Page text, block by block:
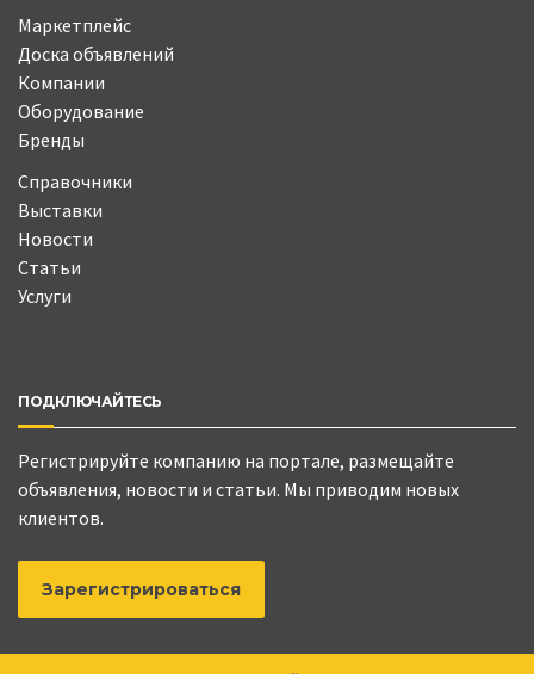
Маркетплейс
Доска объявлений
Компании
Оборудование
Бренды
Справочники
Выставки
Новости
Статьи
Услуги
ПОДКЛЮЧАЙТЕСЬ
Регистрируйте компанию на портале, размещайте
объявления, новости и статьи. Мы приводим новых
клиентов.
Зарегистрироваться